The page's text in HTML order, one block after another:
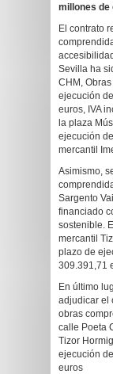
millones de
El contrato
Sevilla ha
CHM,
ejecución
euros, IVA
la plaza
ejecución
mercantil
Asimismo,
Sargento
financiado
sostenible.
mercantil
plazo de
309.391,71
En último
adjudicar el
obras
calle Poeta
Tizor
ejecución
euros